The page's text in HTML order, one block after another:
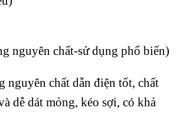
nguyên chất-sử dụng phổ biến)
nguyên chất dẫn điện tốt, chất
dễ dát mỏng, kéo sợi, có khả